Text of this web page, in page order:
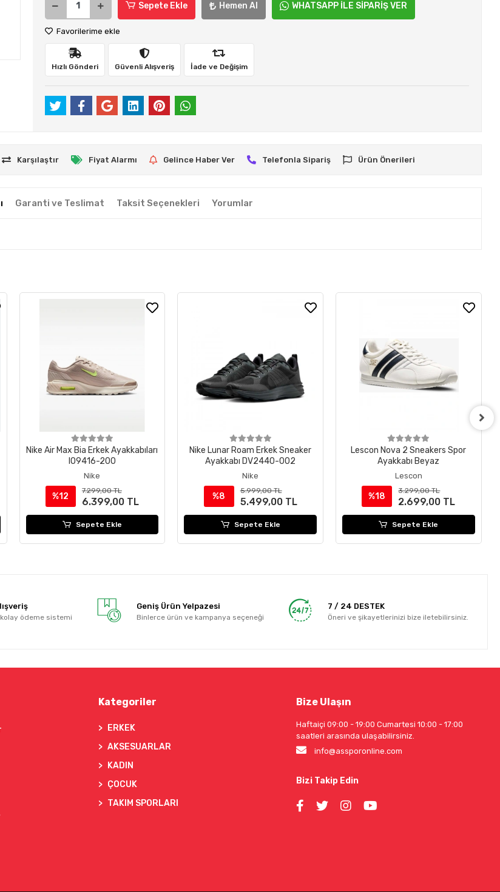
Sepete Ekle Hemen Al WHATSAPP İLE SİPARİŞ VER
Favorilerime ekle
Hızlı Gönderi Güvenli Alışveriş İade ve Değişim
Karşılaştır Fiyat Alarmı Gelince Haber Ver Telefonla Sipariş Ürün Önerileri
Garanti ve Teslimat Taksit Seçenekleri Yorumlar
Nike Air Max Bia Erkek Ayakkabıları
IO9416-200
Nike
%12
7.299,00 TL
6.399,00 TL
Sepete Ekle
Nike Lunar Roam Erkek Sneaker
Ayakkabı DV2440-002
Nike
%8
5.999,00 TL
5.499,00 TL
Sepete Ekle
Lescon Nova 2 Sneakers Spor
Ayakkabı Beyaz
Lescon
%18
3.299,00 TL
2.699,00 TL
Sepete Ekle
ödeme sistemi
Geniş Ürün Yelpazesi
Binlerce ürün ve kampanya seçeneği
7 / 24 DESTEK
Öneri ve şikayetlerinizi bize iletebilirsiniz.
Kategoriler
ERKEK
AKSESUARLAR
KADIN
ÇOCUK
TAKIM SPORLARI
Bize Ulaşın
Haftaiçi 09:00 - 19:00 Cumartesi 10:00 - 17:00
saatleri arasında ulaşabilirsiniz.
info@assporonline.com
Bizi Takip Edin